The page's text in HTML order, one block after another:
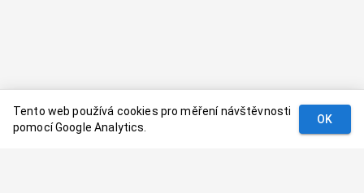
Tento web používá cookies pro měření návštěvnosti
pomocí Google Analytics.
OK